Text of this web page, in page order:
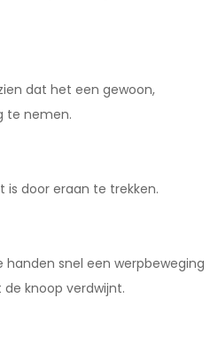
dat het een gewoon,
te nemen.
is door eraan te trekken.
snel een werpbeweging
knoop verdwijnt.